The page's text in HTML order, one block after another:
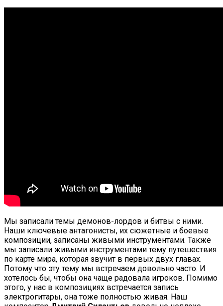
Мы записали темы демонов-лордов и битвы с ними.
Наши ключевые антагонисты, их сюжетные и боевые
композиции, записаны живыми инструментами. Также
мы записали живыми инструментами тему путешествия
по карте мира, которая звучит в первых двух главах.
Потому что эту тему мы встречаем довольно часто. И
хотелось бы, чтобы она чаще радовала игроков. Помимо
этого, у нас в композициях встречается запись
электрогитары, она тоже полностью живая. Наш